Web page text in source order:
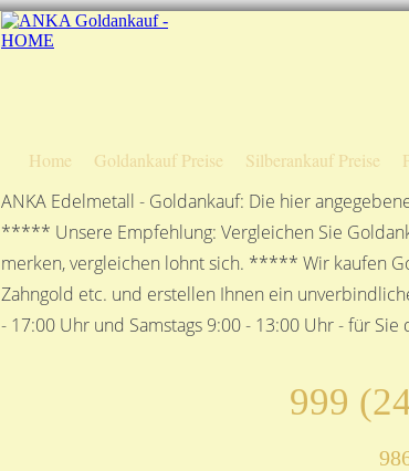
Home Goldankauf Preise Silberankauf Preise
ANKA Edelmetall - Goldankauf: Die hier
***** Unsere Empfehlung: Vergleichen Sie
merken, vergleichen lohnt sich. ***** Wir kaufen
Zahngold etc. und erstellen Ihnen ein
- 17:00 Uhr und Samstags 9:00 - 13:00 Uhr - für
999